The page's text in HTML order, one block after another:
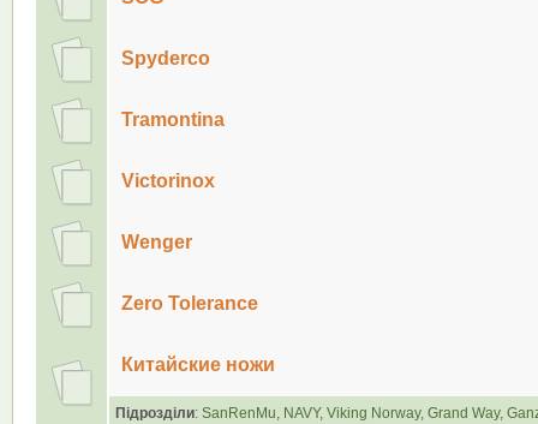
Spyderco
Tramontina
Victorinox
Wenger
Zero Tolerance
Китайские ножи
Підрозділи: SanRenMu, NAVY, Viking Norway, Grand Way,